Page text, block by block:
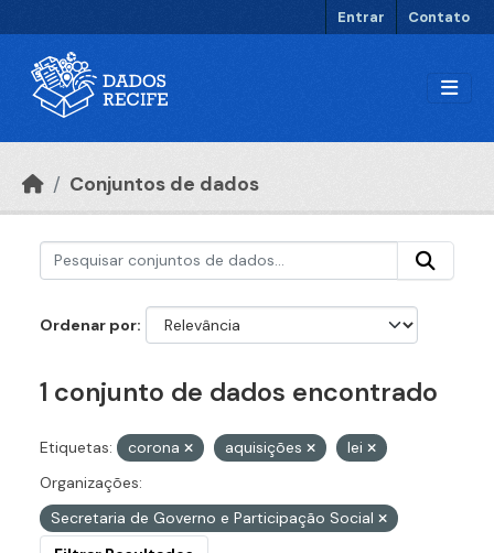
Entrar Contato
Conjuntos de dados
Ordenar por
1 conjunto de dados encontrado
Etiquetas: corona aquisições
lei
Organizações:
Secretaria de Governo e Participação Social